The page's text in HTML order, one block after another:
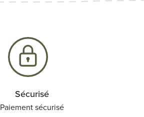
Sécurisé
Paiement sécurisé